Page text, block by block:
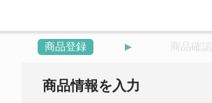
商品登録 商品確認
商品情報を入力